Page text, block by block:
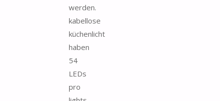
werden.
kabellose
küchenlicht
haben
54
LEDs
pro